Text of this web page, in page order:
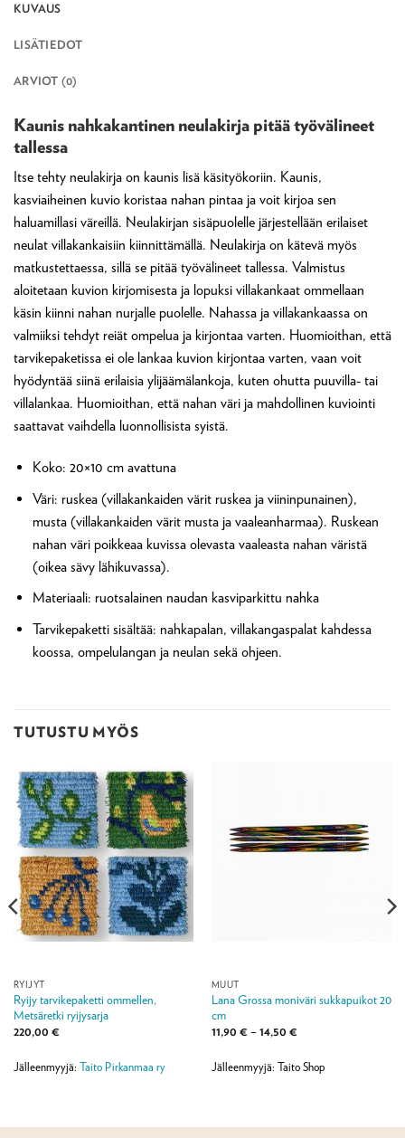
KUVAUS
LISÄTIEDOT
ARVIOT (0)
Kaunis nahkakantinen neulakirja pitää työvälineet
tallessa
Itse tehty neulakirja on kaunis lisä käsityökoriin. Kaunis,
kasviaiheinen kuvio koristaa nahan pintaa ja voit kirjoa sen
haluamillasi väreillä. Neulakirjan sisäpuolelle järjestellään erilaiset
neulat villakankaisiin kiinnittämällä. Neulakirja on kätevä myös
matkustettaessa, sillä se pitää työvälineet tallessa. Valmistus
aloitetaan kuvion kirjomisesta ja lopuksi villakankaat ommellaan
käsin kiinni nahan nurjalle puolelle. Nahassa ja villakankaassa on
valmiiksi tehdyt reiät ompelua ja kirjontaa varten. Huomioithan, että
tarvikepaketissa ei ole lankaa kuvion kirjontaa varten, vaan voit
hyödyntää siinä erilaisia ylijäämälankoja, kuten ohutta puuvilla- tai
villalankaa. Huomioithan, että nahan väri ja mahdollinen kuviointi
saattavat vaihdella luonnollisista syistä.
Koko: 20×10 cm avattuna
Väri: ruskea (villakankaiden värit ruskea ja viininpunainen),
musta (villakankaiden värit musta ja vaaleanharmaa). Ruskean
nahan väri poikkeaa kuvissa olevasta vaaleasta nahan väristä
(oikea sävy lähikuvassa).
Materiaali: ruotsalainen naudan kasviparkittu nahka
Tarvikepaketti sisältää: nahkapalan, villakangaspalat kahdessa
koossa, ompelulangan ja neulan sekä ohjeen.
TUTUSTU MYÖS
RYIJYT
Ryijy tarvikepaketti ommellen,
Metsäretki ryijysarja
220,00 €
Jälleenmyyjä: Taito Pirkanmaa ry
MUUT
Lana Grossa moniväri sukkapuikot 20
cm
11,90 € – 14,50 €Hintaluokka:
14,50 €
Jälleenmyyjä: Taito Shop